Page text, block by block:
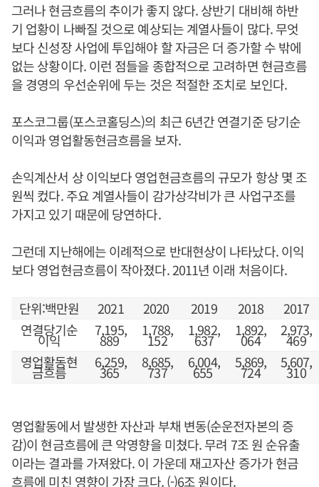
그러나 현금흐름의 추이가 좋지 않다. 상반기 대비해 하반
기 업황이 나빠질 것으로 예상되는 계열사들이 많다. 무엇
보다 신성장 사업에 투입해야 할 자금은 더 증가할 수 밖에
없는 상황이다. 이런 점들을 종합적으로 고려하면 현금흐름
을 경영의 우선순위에 두는 것은 적절한 조치로 보인다.
포스코그룹(포스코홀딩스)의 최근 6년간 연결기준 당기순
이익과 영업활동현금흐름을 보자.
손익계산서 상 이익보다 영업현금흐름의 규모가 항상 몇 조
원씩 컸다. 주요 계열사들이 감가상각비가 큰 사업구조를
가지고 있기 때문에 당연하다.
그런데 지난해에는 이례적으로 반대현상이 나타났다. 이익
보다 영업현금흐름이 작아졌다. 2011년 이래 처음이다.
단위:백만원 2021 2020 2019 2018
2017
연결당기순
이익
7,195,
889
1,788,
152
1,982,
637
1,892,
064
2,973,
469
영업활동현
금흐름
6,259,
365
8,685,
737
6,004,
655
5,869,
724
5,607,
310
영업활동에서 발생한 자산과 부채 변동(순운전자본의 증
감)이 현금흐름에 큰 악영향을 미쳤다. 무려 7조 원 순유출
이라는 결과를 가져왔다. 이 가운데 재고자산 증가가 현금
흐름에 미친 영향이 가장 크다. (-)6조 원이다.